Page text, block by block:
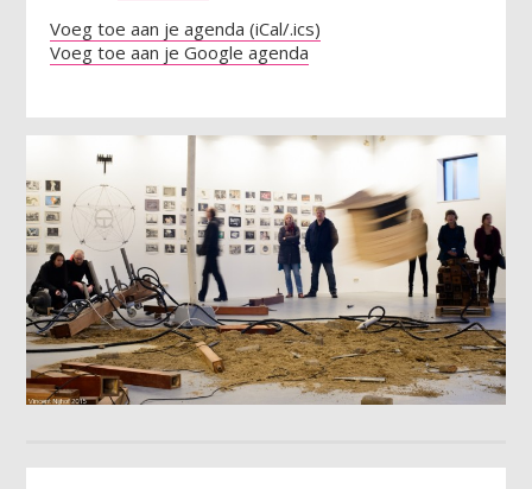
Voeg toe aan je agenda (iCal/.ics)
Voeg toe aan je Google agenda